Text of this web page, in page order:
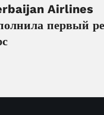
Airlines
первый